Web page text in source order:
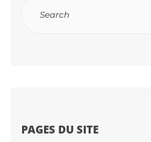
PAGES DU SITE